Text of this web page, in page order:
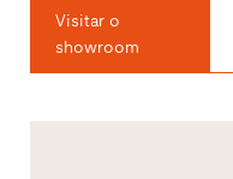
distribuidor
Acessos
Visitar o
showroom